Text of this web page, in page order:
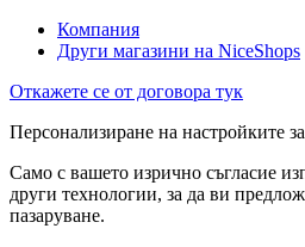
Компания
Други магазини на NiceShops
Откажете се от договора тук
Персонализиране на настройките
Само с вашето изрично съгласие
други технологии, за да ви
пазаруване.